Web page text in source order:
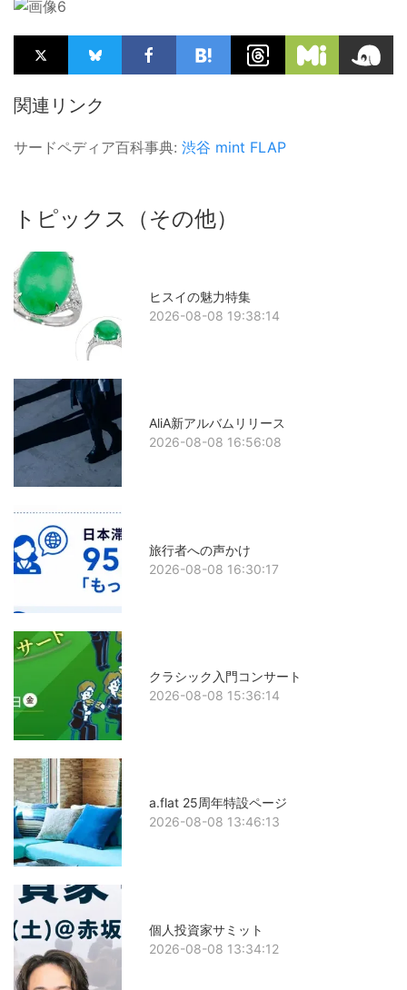
関連リンク
サードペディア百科事典: 渋谷 mint FLAP
トピックス（その他）
ヒスイの魅力特集
2026-08-08 19:38:14
AliA新アルバムリリース
2026-08-08 16:56:08
旅行者への声かけ
2026-08-08 16:30:17
クラシック入門コンサート
2026-08-08 15:36:14
a.flat 25周年特設ページ
2026-08-08 13:46:13
個人投資家サミット
2026-08-08 13:34:12